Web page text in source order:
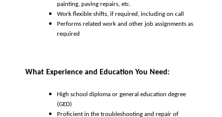
painting, paving repairs, etc.
Work flexible shifts, if required, including on call
Performs related work and other job assignments as
required
What Experience and Education You Need:
High school diploma or general education degree
(GED)
Proficient in the troubleshooting and repair of